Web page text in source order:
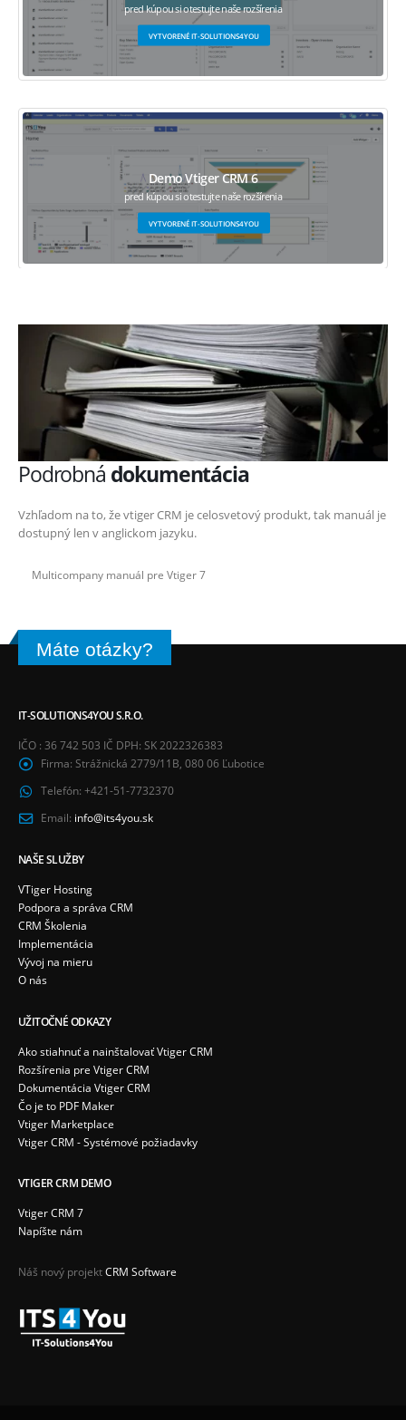
pred kúpou si otestujte naše rozšírenia
VYTVORENÉ IT-SOLUTIONS4YOU
Demo Vtiger CRM 6
pred kúpou si otestujte naše rozšírenia
VYTVORENÉ IT-SOLUTIONS4YOU
Podrobná dokumentácia
Vzhľadom na to, že vtiger CRM je celosvetový produkt, tak manuál je
dostupný len v anglickom jazyku.
Multicompany manuál pre Vtiger 7
Máte otázky?
IT-SOLUTIONS4YOU S.R.O.
IČO : 36 742 503 IČ DPH: SK 2022326383
Firma: Strážnická 2779/11B, 080 06 Ľubotice
Telefón: +421-51-7732370
Email: info@its4you.sk
NAŠE SLUŽBY
VTiger Hosting
Podpora a správa CRM
CRM Školenia
Implementácia
Vývoj na mieru
O nás
UŽITOČNÉ ODKAZY
Ako stiahnuť a nainštalovať Vtiger CRM
Rozšírenia pre Vtiger CRM
Dokumentácia Vtiger CRM
Čo je to PDF Maker
Vtiger Marketplace
Vtiger CRM - Systémové požiadavky
VTIGER CRM DEMO
Vtiger CRM 7
Napíšte nám
Náš nový projektCRM Software